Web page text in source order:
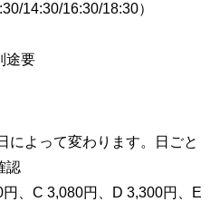
14:30/16:30/18:30）
途要
よって変わります。日ごと
認
、C 3,080円、D 3,300円、E